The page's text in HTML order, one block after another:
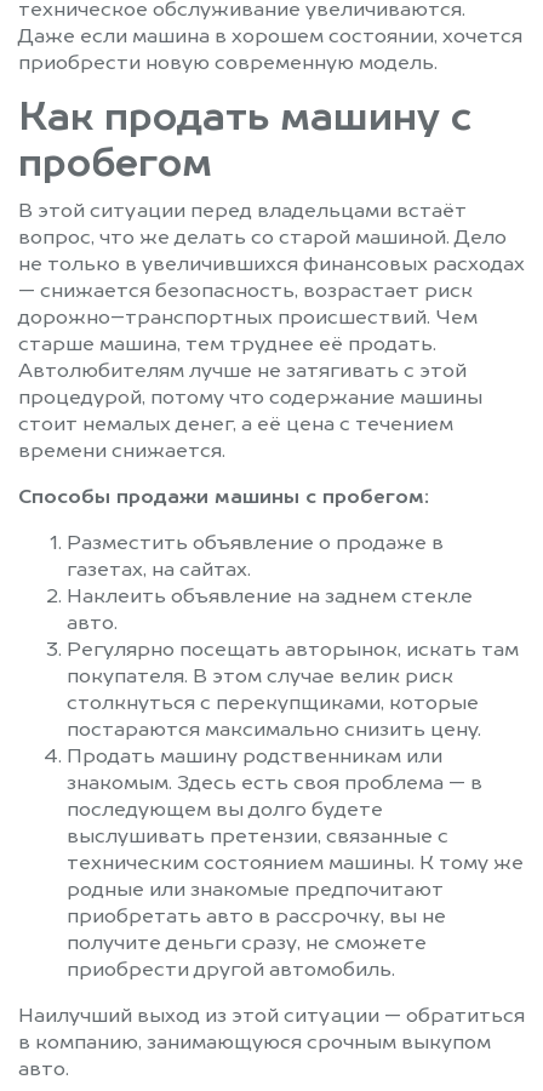
техническое обслуживание увеличиваются.
Даже если машина в хорошем состоянии, хочется
приобрести новую современную модель.
Как продать машину с
пробегом
В этой ситуации перед владельцами встаёт
вопрос, что же делать со старой машиной. Дело
не только в увеличившихся финансовых расходах
— снижается безопасность, возрастает риск
дорожно–транспортных происшествий. Чем
старше машина, тем труднее её продать.
Автолюбителям лучше не затягивать с этой
процедурой, потому что содержание машины
стоит немалых денег, а её цена с течением
времени снижается.
Способы продажи машины с пробегом:
Разместить объявление о продаже в
газетах, на сайтах.
Наклеить объявление на заднем стекле
авто.
Регулярно посещать авторынок, искать там
покупателя. В этом случае велик риск
столкнуться с перекупщиками, которые
постараются максимально снизить цену.
Продать машину родственникам или
знакомым. Здесь есть своя проблема — в
последующем вы долго будете
выслушивать претензии, связанные с
техническим состоянием машины. К тому же
родные или знакомые предпочитают
приобретать авто в рассрочку, вы не
получите деньги сразу, не сможете
приобрести другой автомобиль.
Наилучший выход из этой ситуации — обратиться
в компанию, занимающуюся срочным выкупом
авто.